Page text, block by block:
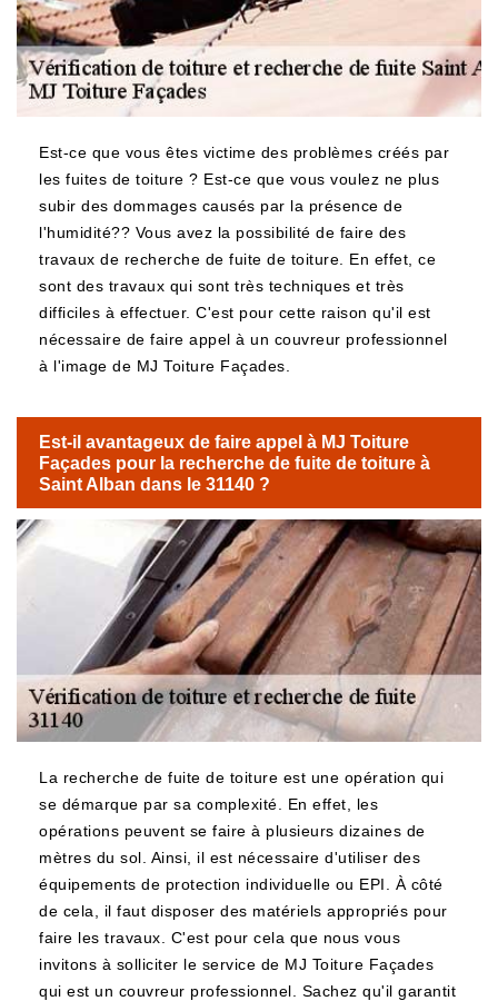
Est-ce que vous êtes victime des problèmes créés par
les fuites de toiture ? Est-ce que vous voulez ne plus
subir des dommages causés par la présence de
l'humidité?? Vous avez la possibilité de faire des
travaux de recherche de fuite de toiture. En effet, ce
sont des travaux qui sont très techniques et très
difficiles à effectuer. C'est pour cette raison qu'il est
nécessaire de faire appel à un couvreur professionnel
à l'image de MJ Toiture Façades.
Est-il avantageux de faire appel à MJ Toiture
Façades pour la recherche de fuite de toiture à
Saint Alban dans le 31140 ?
La recherche de fuite de toiture est une opération qui
se démarque par sa complexité. En effet, les
opérations peuvent se faire à plusieurs dizaines de
mètres du sol. Ainsi, il est nécessaire d'utiliser des
équipements de protection individuelle ou EPI. À côté
de cela, il faut disposer des matériels appropriés pour
faire les travaux. C'est pour cela que nous vous
invitons à solliciter le service de MJ Toiture Façades
qui est un couvreur professionnel. Sachez qu'il garantit